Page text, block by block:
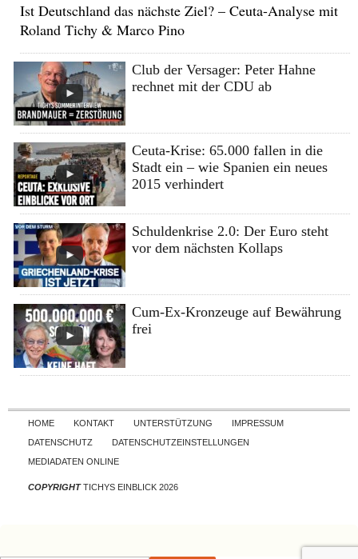
Ist Deutschland das nächste Ziel? – Ceuta-Analyse mit
Roland Tichy & Marco Pino
Club der Versager: Peter Hahne
rechnet mit der CDU ab
Ceuta-Krise: 65.000 fallen in die
Stadt ein – wie Spanien ein neues
2015 verhindert
Schuldenkrise 2.0: Der Euro steht
vor dem nächsten Kollaps
Cum-Ex-Kronzeuge auf Bewährung
frei
Skip to content
HOME KONTAKT UNTERSTÜTZUNG
IMPRESSUM
DATENSCHUTZ
DATENSCHUTZEINSTELLUNGEN
MEDIADATEN ONLINE
COPYRIGHTTICHYS EINBLICK 2026